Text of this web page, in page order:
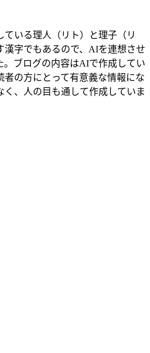
ている理人（リト）と理子（リ
漢字でもあるので、AIを連想させ
。ブログの内容はAIで作成してい
者の方にとって有意義な情報にな
く、人の目も通して作成していま